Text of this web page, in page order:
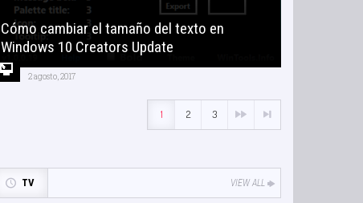
Cómo cambiar el tamaño del texto en
Windows 10 Creators Update
2 agosto, 2017
1 2 3
TV VIEW ALL